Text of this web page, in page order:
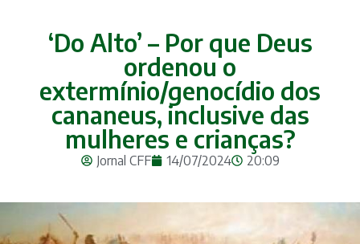
‘Do Alto’ – Por que Deus
ordenou o
extermínio/genocídio dos
cananeus, inclusive das
mulheres e crianças?
Jornal CFF 14/07/2024 20:09